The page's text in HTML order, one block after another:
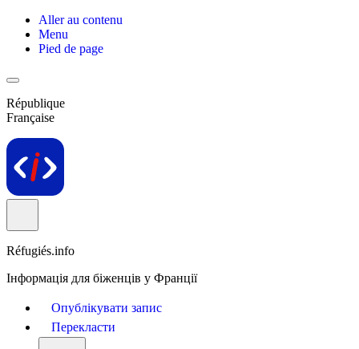
Aller au contenu
Menu
Pied de page
République
Française
Réfugiés.info
Інформація для біженців у Франції
Опублікувати запис
Перекласти